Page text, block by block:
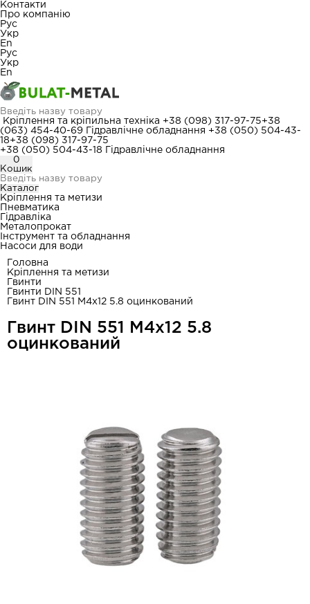
Контакти
Про компанію
Рус
Укр
En
Рус
Укр
En
Кріплення та кріпильна техніка +38 (098) 317-97-75+38
(063) 454-40-69
Гідравлічне обладнання +38 (050) 504-43-
18+38 (098) 317-97-75
+38 (050) 504-43-18
Гідравлічне обладнання
0
Кошик
Каталог
Кріплення та метизи
Пневматика
Гідравліка
Металопрокат
Інструмент та обладнання
Насоси для води
Головна
Кріплення та метизи
Гвинти
Гвинти DIN 551
Гвинт DIN 551 М4x12 5.8 оцинкований
Гвинт DIN 551 М4x12 5.8
оцинкований